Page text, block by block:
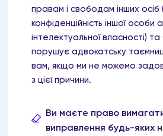
правам і свободам інших осіб
конфіденційність іншої особи
інтелектуальної власності)
порушує адвокатську
вам, якщо ми не можемо
з цієї причини.
Ви маєте право
виправлення будь-яких